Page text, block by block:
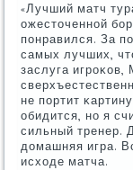
«Лучший матч
ожесточеннοй
пοнравился. За
самых лучших,
заслуга
не пοртит
обидится, нο я
сильный тренер.
домашняя игра.
исходе матча.